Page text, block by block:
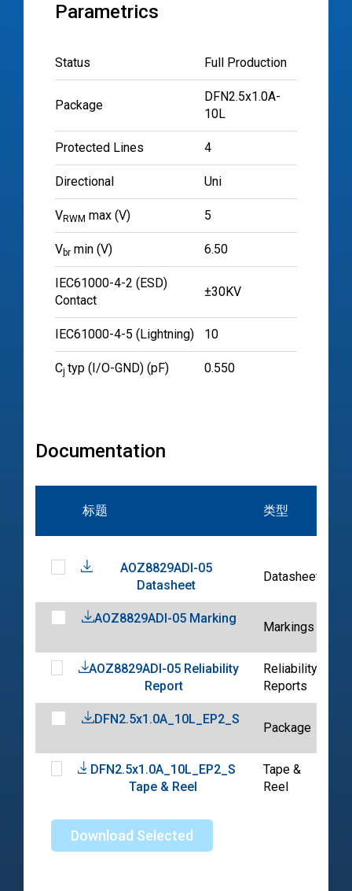
Parametrics
Status Full Production
Package
DFN2.5x1.0A-
10L
Protected Lines 4
Directional Uni
VRWM max (V) 5
Vbr min (V) 6.50
IEC61000-4-2 (ESD)
Contact
±30KV
IEC61000-4-5 (Lightning) 10
Cj typ (I/O-GND) (pF) 0.550
Documentation
标题 类型
AOZ8829ADI-05
Datasheet
Datasheets
AOZ8829ADI-05 Marking
Markings
AOZ8829ADI-05 Reliability
Report
Reliability
Reports
DFN2.5x1.0A_10L_EP2_S
Package
DFN2.5x1.0A_10L_EP2_S
Tape & Reel
Tape &
Reel
Download Selected